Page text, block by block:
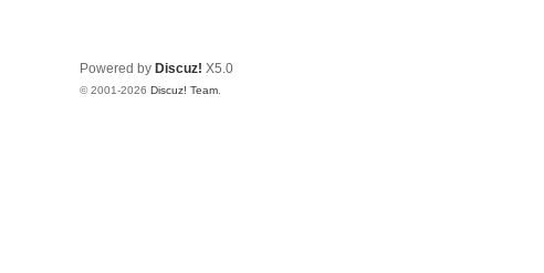
Powered by Discuz! X5.0
© 2001-2026 Discuz! Team